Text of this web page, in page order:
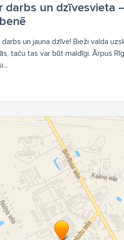
darbs un dzīvesvieta
darbs un jauna dzīve! Bieži valda
taču tas var būt maldīgi. Ārpus